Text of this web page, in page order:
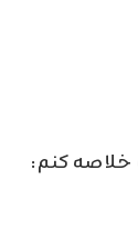
خلاصه کنم: